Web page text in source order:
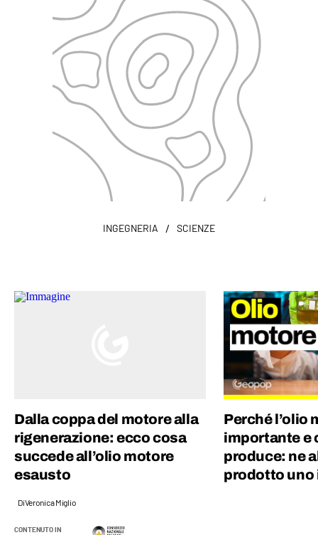
INGEGNERIA / SCIENZE
Dalla coppa del motore alla
rigenerazione: ecco cosa
succede all’olio motore
esausto
DiVeronica Miglio
CONTENUTO IN
Perché l’olio
importante e
produce: ne
prodotto uno